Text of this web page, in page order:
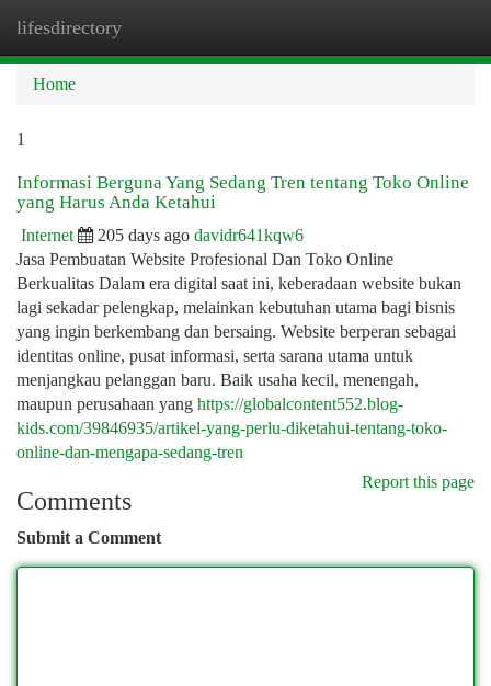
lifesdirectory
Home
1
Informasi Berguna Yang Sedang Tren tentang Toko Online
yang Harus Anda Ketahui
Internet 205 days ago davidr641kqw6
Jasa Pembuatan Website Profesional Dan Toko Online
Berkualitas Dalam era digital saat ini, keberadaan website bukan
lagi sekadar pelengkap, melainkan kebutuhan utama bagi bisnis
yang ingin berkembang dan bersaing. Website berperan sebagai
identitas online, pusat informasi, serta sarana utama untuk
menjangkau pelanggan baru. Baik usaha kecil, menengah,
maupun perusahaan yang https://globalcontent552.blog-
kids.com/39846935/artikel-yang-perlu-diketahui-tentang-toko-
online-dan-mengapa-sedang-tren
Report this page
Comments
Submit a Comment